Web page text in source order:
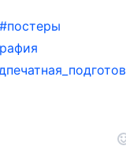
#постеры